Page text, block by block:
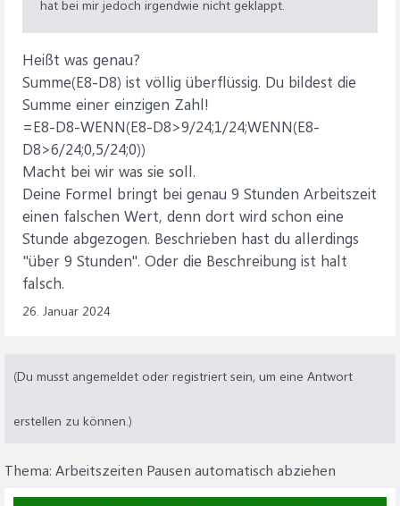
hat bei mir jedoch irgendwie nicht geklappt.
Heißt was genau?
Summe(E8-D8) ist völlig überflüssig. Du bildest die
Summe einer einzigen Zahl!
=E8-D8-WENN(E8-D8>9/24;1/24;WENN(E8-
D8>6/24;0,5/24;0))
Macht bei wir was sie soll.
Deine Formel bringt bei genau 9 Stunden Arbeitszeit
einen falschen Wert, denn dort wird schon eine
Stunde abgezogen. Beschrieben hast du allerdings
"über 9 Stunden". Oder die Beschreibung ist halt
falsch.
26. Januar 2024
(Du musst angemeldet oder registriert sein, um eine Antwort
erstellen zu können.)
Thema: Arbeitszeiten Pausen automatisch abziehen